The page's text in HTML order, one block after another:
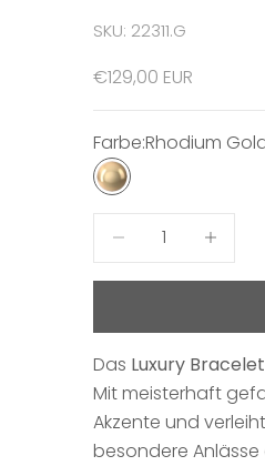
SKU: 22311.G
Angebot
€129,00 EUR
Farbe:Rhodium
Rhodium Gold
Anzahl verringern
Anzahl
Das Luxury Bracelet
Mit meisterhaft
Akzente und
besondere Anlässe